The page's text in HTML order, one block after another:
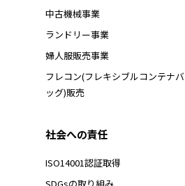
中古機械事業
ランドリー事業
婦人服販売事業
フレコン(フレキシブルコンテナバ
ッグ)販売
社会への責任
ISO14001認証取得